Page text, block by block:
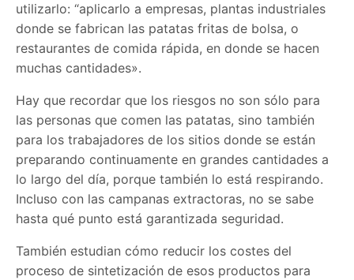
utilizarlo: “aplicarlo a empresas, plantas industriales
donde se fabrican las patatas fritas de bolsa, o
restaurantes de comida rápida, en donde se hacen
muchas cantidades».
Hay que recordar que los riesgos no son sólo para
las personas que comen las patatas, sino también
para los trabajadores de los sitios donde se están
preparando continuamente en grandes cantidades a
lo largo del día, porque también lo está respirando.
Incluso con las campanas extractoras, no se sabe
hasta qué punto está garantizada seguridad.
También estudian cómo reducir los costes del
proceso de sintetización de esos productos para